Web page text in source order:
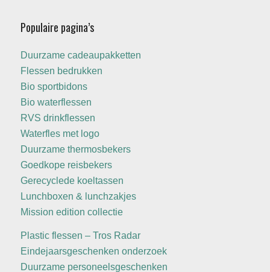
Populaire pagina’s
Duurzame cadeaupakketten
Flessen bedrukken
Bio sportbidons
Bio waterflessen
RVS drinkflessen
Waterfles met logo
Duurzame thermosbekers
Goedkope reisbekers
Gerecyclede koeltassen
Lunchboxen & lunchzakjes
Mission edition collectie
Plastic flessen – Tros Radar
Eindejaarsgeschenken onderzoek
Duurzame personeelsgeschenken